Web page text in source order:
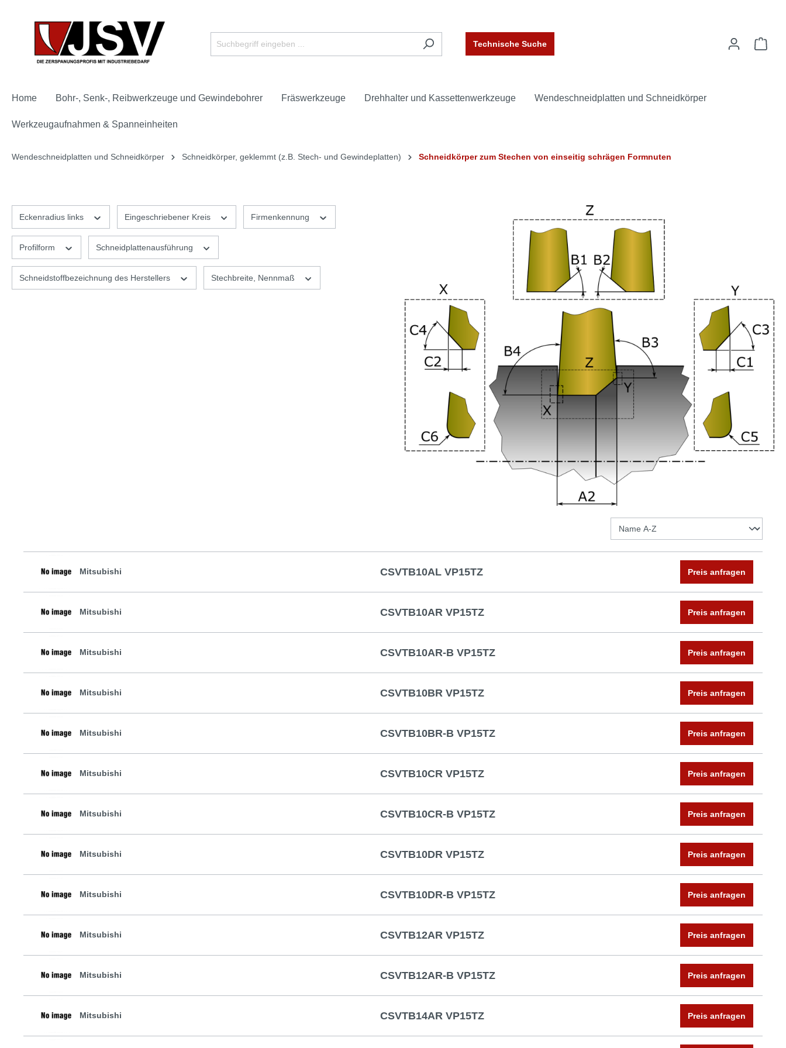
Technische Suche
Home Bohr-, Senk-, Reibwerkzeuge und Gewindebohrer Fräswerkzeuge Drehhalter und Kassettenwerkzeuge Wendeschneidplatten und Schneidkörper
Werkzeugaufnahmen & Spanneinheiten
Wendeschneidplatten und Schneidkörper Schneidkörper, geklemmt (z.B. Stech- und Gewindeplatten) Schneidkörper zum Stechen von einseitig schrägen Formnuten
Eckenradius links Eingeschriebener Kreis Firmenkennung
Profilform Schneidplattenausführung
Schneidstoffbezeichnung des Herstellers Stechbreite, Nennmaß
Mitsubishi CSVTB10AL VP15TZ Preis anfragen
Mitsubishi CSVTB10AR VP15TZ Preis anfragen
Mitsubishi CSVTB10AR-B VP15TZ Preis anfragen
Mitsubishi CSVTB10BR VP15TZ Preis anfragen
Mitsubishi CSVTB10BR-B VP15TZ Preis anfragen
Mitsubishi CSVTB10CR VP15TZ Preis anfragen
Mitsubishi CSVTB10CR-B VP15TZ Preis anfragen
Mitsubishi CSVTB10DR VP15TZ Preis anfragen
Mitsubishi CSVTB10DR-B VP15TZ Preis anfragen
Mitsubishi CSVTB12AR VP15TZ Preis anfragen
Mitsubishi CSVTB12AR-B VP15TZ Preis anfragen
Mitsubishi CSVTB14AR VP15TZ Preis anfragen